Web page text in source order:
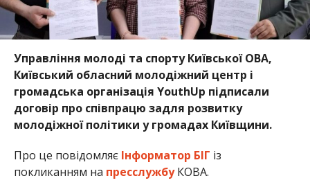
Управління молоді та спорту Київської ОВА,
Київський обласний молодіжний центр і
громадська організація YouthUp підписали
договір про співпрацю задля розвитку
молодіжної політики у громадах Київщини.
Про це повідомляє Інформатор БІГ із
покликанням на пресслужбуКОВА.